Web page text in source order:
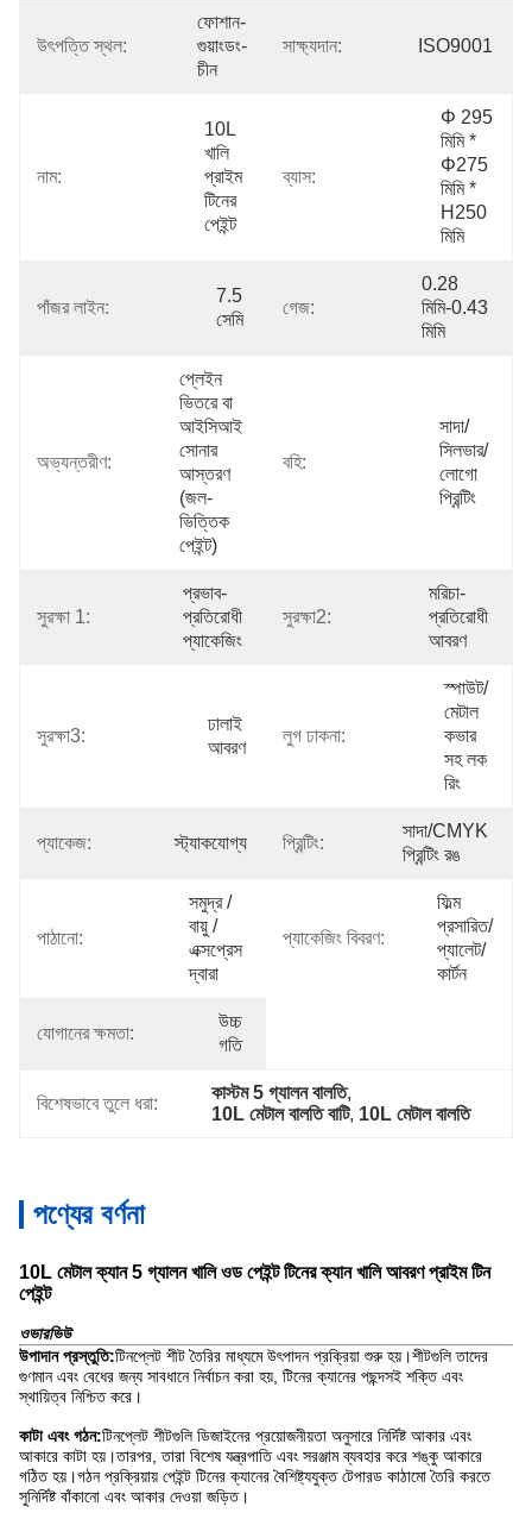
উৎপত্তি স্থল:
ফোশান-
গুয়াংডং-
চীন
সাক্ষ্যদান: ISO9001
নাম:
10L
খালি
প্রাইম
টিনের
পেইন্ট
ব্যাস:
Φ 295
মিমি *
Φ275
মিমি *
H250
মিমি
পাঁজর লাইন:
7.5
সেমি
গেজ:
0.28
মিমি-0.43
মিমি
অভ্যন্তরীণ:
প্লেইন
ভিতরে বা
আইসিআই
সোনার
আস্তরণ
(জল-
ভিত্তিক
পেইন্ট)
বহি:
সাদা/
সিলভার/
লোগো
প্রিন্টিং
সুরক্ষা 1:
প্রভাব-
প্রতিরোধী
প্যাকেজিং
সুরক্ষা2:
মরিচা-
প্রতিরোধী
আবরণ
সুরক্ষা3:
ঢালাই
আবরণ
লুগ ঢাকনা:
স্পাউট/
মেটাল
কভার
সহ লক
রিং
প্যাকেজ: স্ট্যাকযোগ্য প্রিন্টিং:
সাদা/CMYK
প্রিন্টিং রঙ
পাঠানো:
সমুদ্র /
বায়ু /
এক্সপ্রেস
দ্বারা
প্যাকেজিং বিবরণ:
ফিল্ম
প্রসারিত/
প্যালেট/
কার্টন
যোগানের ক্ষমতা:
উচ্চ
গতি
বিশেষভাবে তুলে ধরা:
কাস্টম 5 গ্যালন বালতি,
10L মেটাল বালতি বাটি, 10L মেটাল বালতি
পণ্যের বর্ণনা
10L মেটাল ক্যান 5 গ্যালন খালি ওড পেইন্ট টিনের ক্যান খালি আবরণ প্রাইম টিন
পেইন্ট
ওভারভিউ
উপাদান প্রস্তুতি:টিনপ্লেট শীট তৈরির মাধ্যমে উৎপাদন প্রক্রিয়া শুরু হয়।শীটগুলি তাদের
গুণমান এবং বেধের জন্য সাবধানে নির্বাচন করা হয়, টিনের ক্যানের পছন্দসই শক্তি এবং
স্থায়িত্ব নিশ্চিত করে।
কাটা এবং গঠন:টিনপ্লেট শীটগুলি ডিজাইনের প্রয়োজনীয়তা অনুসারে নির্দিষ্ট আকার এবং
আকারে কাটা হয়।তারপর, তারা বিশেষ যন্ত্রপাতি এবং সরঞ্জাম ব্যবহার করে শঙ্কু আকারে
গঠিত হয়।গঠন প্রক্রিয়ায় পেইন্ট টিনের ক্যানের বৈশিষ্ট্যযুক্ত টেপারড কাঠামো তৈরি করতে
সুনির্দিষ্ট বাঁকানো এবং আকার দেওয়া জড়িত।